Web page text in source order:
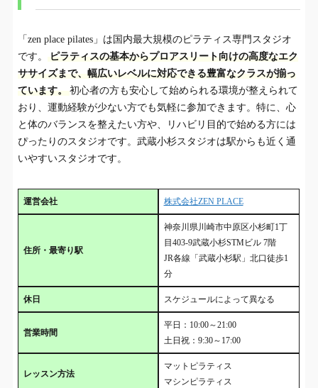
「zen place pilates」は国内最大規模のピラティス専門スタジオ
です。
ピラティスの基本からプロアスリート向けの高度なエク
ササイズまで、幅広いレベルに対応できる豊富なクラスが揃っ
ています。
初心者の方も安心して始められる環境が整えられて
おり、運動経験が少ない方でも気軽に参加できます。特に、心
と体のバランスを整えたい方や、リハビリ目的で始める方には
ぴったりのスタジオです。武蔵小杉スタジオは駅からも近く通
いやすいスタジオです。
運営会社 株式会社ZEN PLACE
住所・最寄り駅
神奈川県川崎市中原区小杉町1丁
目403-9武蔵小杉STMビル 7階
JR各線「武蔵小杉駅」北口徒歩1
分
休日 スケジュールによって異なる
営業時間
平日：10:00～21:00
土日祝：9:30～17:00
レッスン方法
マットピラティス
マシンピラティス